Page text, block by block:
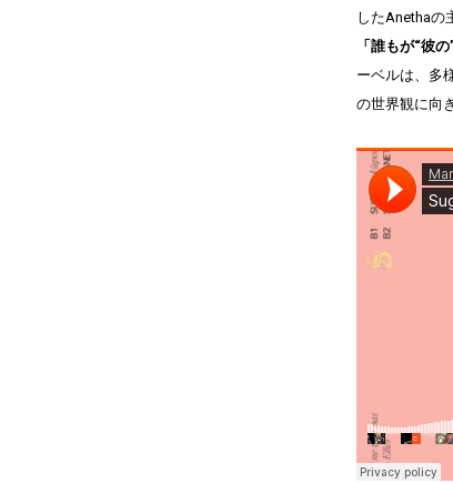
したAnethaの
「誰もが“彼
ーベルは、多
の世界観に向